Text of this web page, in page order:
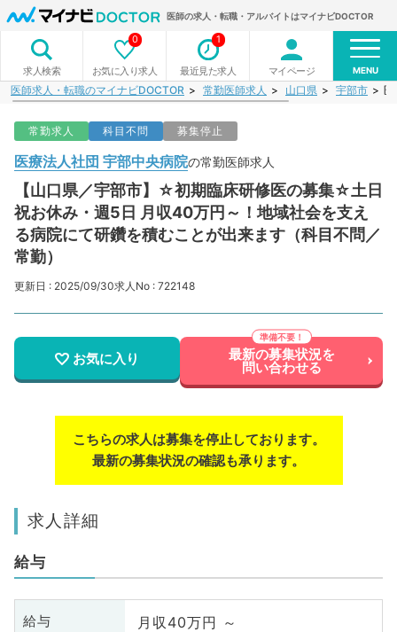
医師の求人・転職・アルバイトはマイナビDOCTOR
求人検索 お気に入り求人
0
最近見た求人
1
マイページ MENU
医師求人・転職のマイナビDOCTOR 常勤医師求人 山口県 宇部市 医
常勤求人 科目不問 募集停止
医療法人社団 宇部中央病院の常勤医師求人
【山口県／宇部市】☆初期臨床研修医の募集☆土日
祝お休み・週5日 月収40万円～！地域社会を支え
る病院にて研鑽を積むことが出来ます（科目不問／
常勤）
更新日 : 2025/09/30求人No : 722148
お気に入り 最新の募集状況を
問い合わせる
こちらの求人は募集を停止しております。
最新の募集状況の確認も承ります。
求人詳細
給与
給与 月収40万円 ～